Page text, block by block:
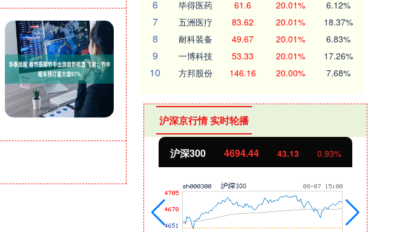
6 毕得医药 61.6 20.01% 6.12%
7 五洲医疗 83.62 20.01% 18.37%
8 耐科装备 49.67 20.01% 6.83%
9 一博科技 53.33 20.01% 17.26%
10 方邦股份 146.16 20.00% 7.68%
沪深京行情 实时轮播
北证50 1134.24 11.37 1.01%